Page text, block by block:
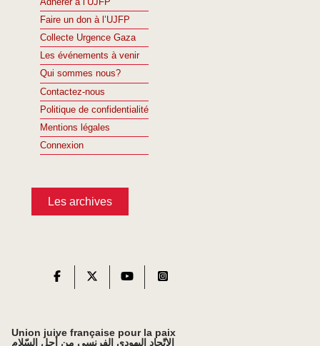
Adhérer à l’UJFP
Faire un don à l’UJFP
Collecte Urgence Gaza
Les événements à venir
Qui sommes nous?
Contactez-nous
Politique de confidentialité
Mentions légales
Connexion
Les archives
Union juive française pour la paix
الاتّحاد اليهودي الفرنسي من أجل السّلام